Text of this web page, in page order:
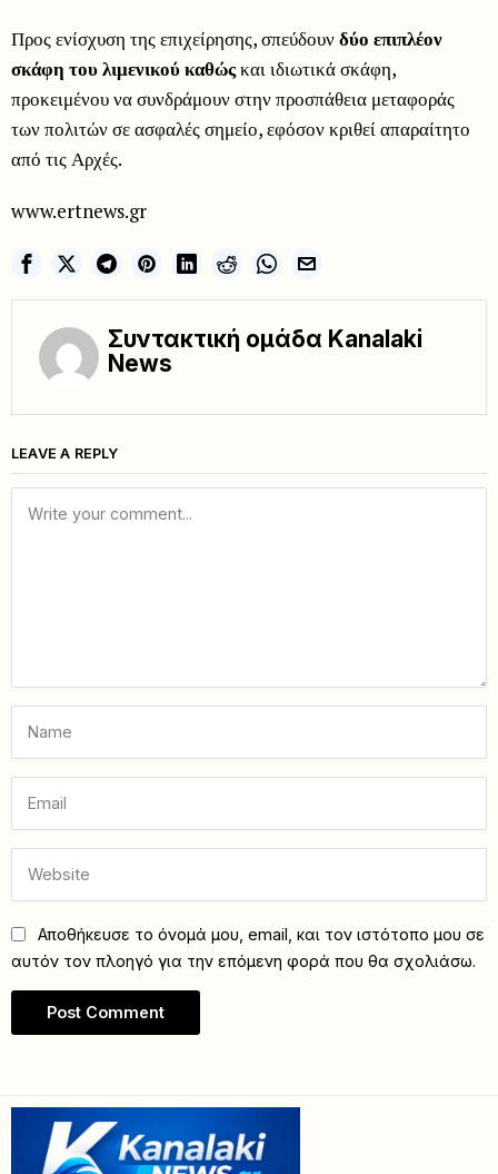
Προς ενίσχυση της επιχείρησης, σπεύδουνδύο επιπλέον
σκάφη του λιμενικού καθώςκαι ιδιωτικά σκάφη,
προκειμένου να συνδράμουν στην προσπάθεια μεταφοράς
των πολιτών σε ασφαλές σημείο, εφόσον κριθεί απαραίτητο
από τις Αρχές.
www.ertnews.gr
Συντακτική ομάδα Kanalaki
News
LEAVE A REPLY
Αποθήκευσε το όνομά μου, email, και τον ιστότοπο μου σε
αυτόν τον πλοηγό για την επόμενη φορά που θα σχολιάσω.